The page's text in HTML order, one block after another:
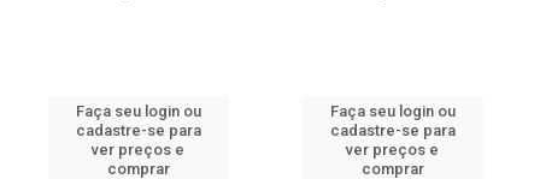
Faça seu login ou
cadastre-se para
ver preços e
comprar
Faça seu login ou
cadastre-se para
ver preços e
comprar